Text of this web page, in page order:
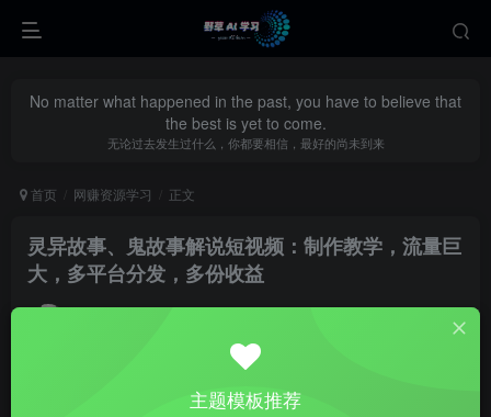
No matter what happened in the past, you have to believe that
the best is yet to come.
无论过去发生过什么，你都要相信，最好的尚未到来
首页 网赚资源学习 正文
灵异故事、鬼故事解说短视频：制作教学，流量巨
大，多平台分发，多份收益
私信
主题模板推荐